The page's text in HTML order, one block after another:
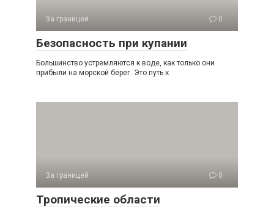
За границей 0
Безопасность при купании
Большинство устремляются к воде, как только они
прибыли на морской берег. Это путь к
За границей 0
Тропические области